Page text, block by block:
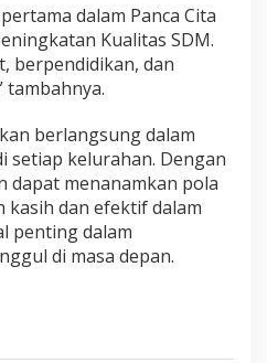
dalam Panca Cita
Kualitas SDM.
berpendidikan, dan
tambahnya.
berlangsung dalam
setiap kelurahan. Dengan
dapat menanamkan pola
kasih dan efektif dalam
penting dalam
di masa depan.